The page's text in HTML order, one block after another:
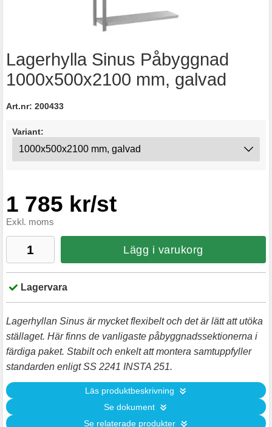
Lagerhylla Sinus Påbyggnad
1000x500x2100 mm, galvad
Art.nr: 200433
Variant:
1 785 kr/st
Exkl. moms
Lägg i varukorg
Lagervara
Lagerhyllan Sinus är mycket flexibelt och det är lätt att utöka
ställaget. Här finns de vanligaste påbyggnadssektionerna i
färdiga paket. Stabilt och enkelt att montera samtuppfyller
standarden enligt SS 2241 INSTA 251.
Läs produktbeskrivning
Se dokument
Se relaterade produkter